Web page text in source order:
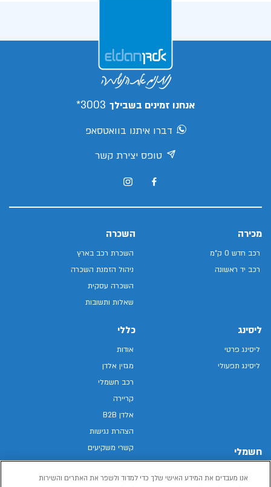
אנחנו זמינים בשבילך 3003*
דברו איתנו בוואטסאפ
טופס יצירת קשר
מכירה
רכב חדש 0 ק"מ
רכב יד ראשונה
השכרה
השכרת רכב בארץ
ניהול הזמנת השכרה
השכרה עסקית
שאלות ותשובות
ליסינג
ליסינג פרטי
ליסינג תפעולי
חשמלי
כללי
אודות
מגזין אלדן
רכב חשמלי
קריירה
אלדן B2B
הצהרת נגישות
קשרי משקיעים
מפת האתר
מדיניות פרטיות
אנו מעבדים את המידע האישי שלך כדי למדוד ולשפר את האתרים והשירות